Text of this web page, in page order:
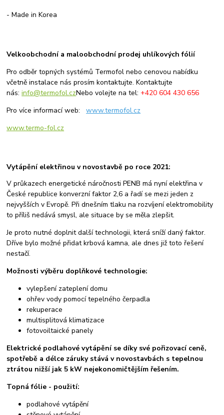
- Made in Korea
Velkoobchodní a maloobchodní prodej uhlíkových fólií
Pro odběr topných systémů Termofol nebo cenovou nabídku
včetně instalace nás prosím kontaktujte.Kontaktujte
nás:info@termofol.czNebo volejte na tel: +420 604 430 656
Pro více informací web:
www.termofol.cz
www.termo-fol.cz
Vytápění elektřinou v novostavbě po roce 2021:
V průkazech energetické náročnosti PENB má nyní elektřina v
České republice konverzní faktor 2,6 a řadí se mezi jeden z
nejvyšších v Evropě. Při dnešním tlaku na rozvíjení elektromobility
to příliš nedává smysl, ale situace by se měla zlepšit.
Je proto nutné doplnit další technologii, která sníží daný faktor.
Dříve bylo možné přidat krbová kamna, ale dnes již toto řešení
nestačí.
Možnosti výběru doplňkové technologie:
vylepšení zateplení domu
ohřev vody pomocí tepelného čerpadla
rekuperace
multisplitová klimatizace
fotovoiltaické panely
Elektrické podlahové vytápění se díky své pořizovací ceně,
spotřebě a délce záruky stává v novostavbách s tepelnou
ztrátou nižší jak 5 kW nejekonomičtějším řešením.
Topná fólie - použití:
podlahové vytápění